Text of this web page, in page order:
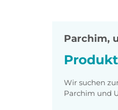
Parchim,
Wir suchen
Parchim und